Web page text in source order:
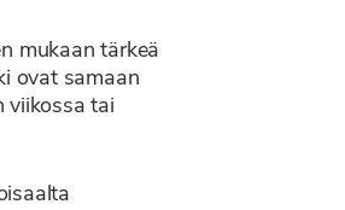
mukaan tärkeä
ovat samaan
viikossa tai